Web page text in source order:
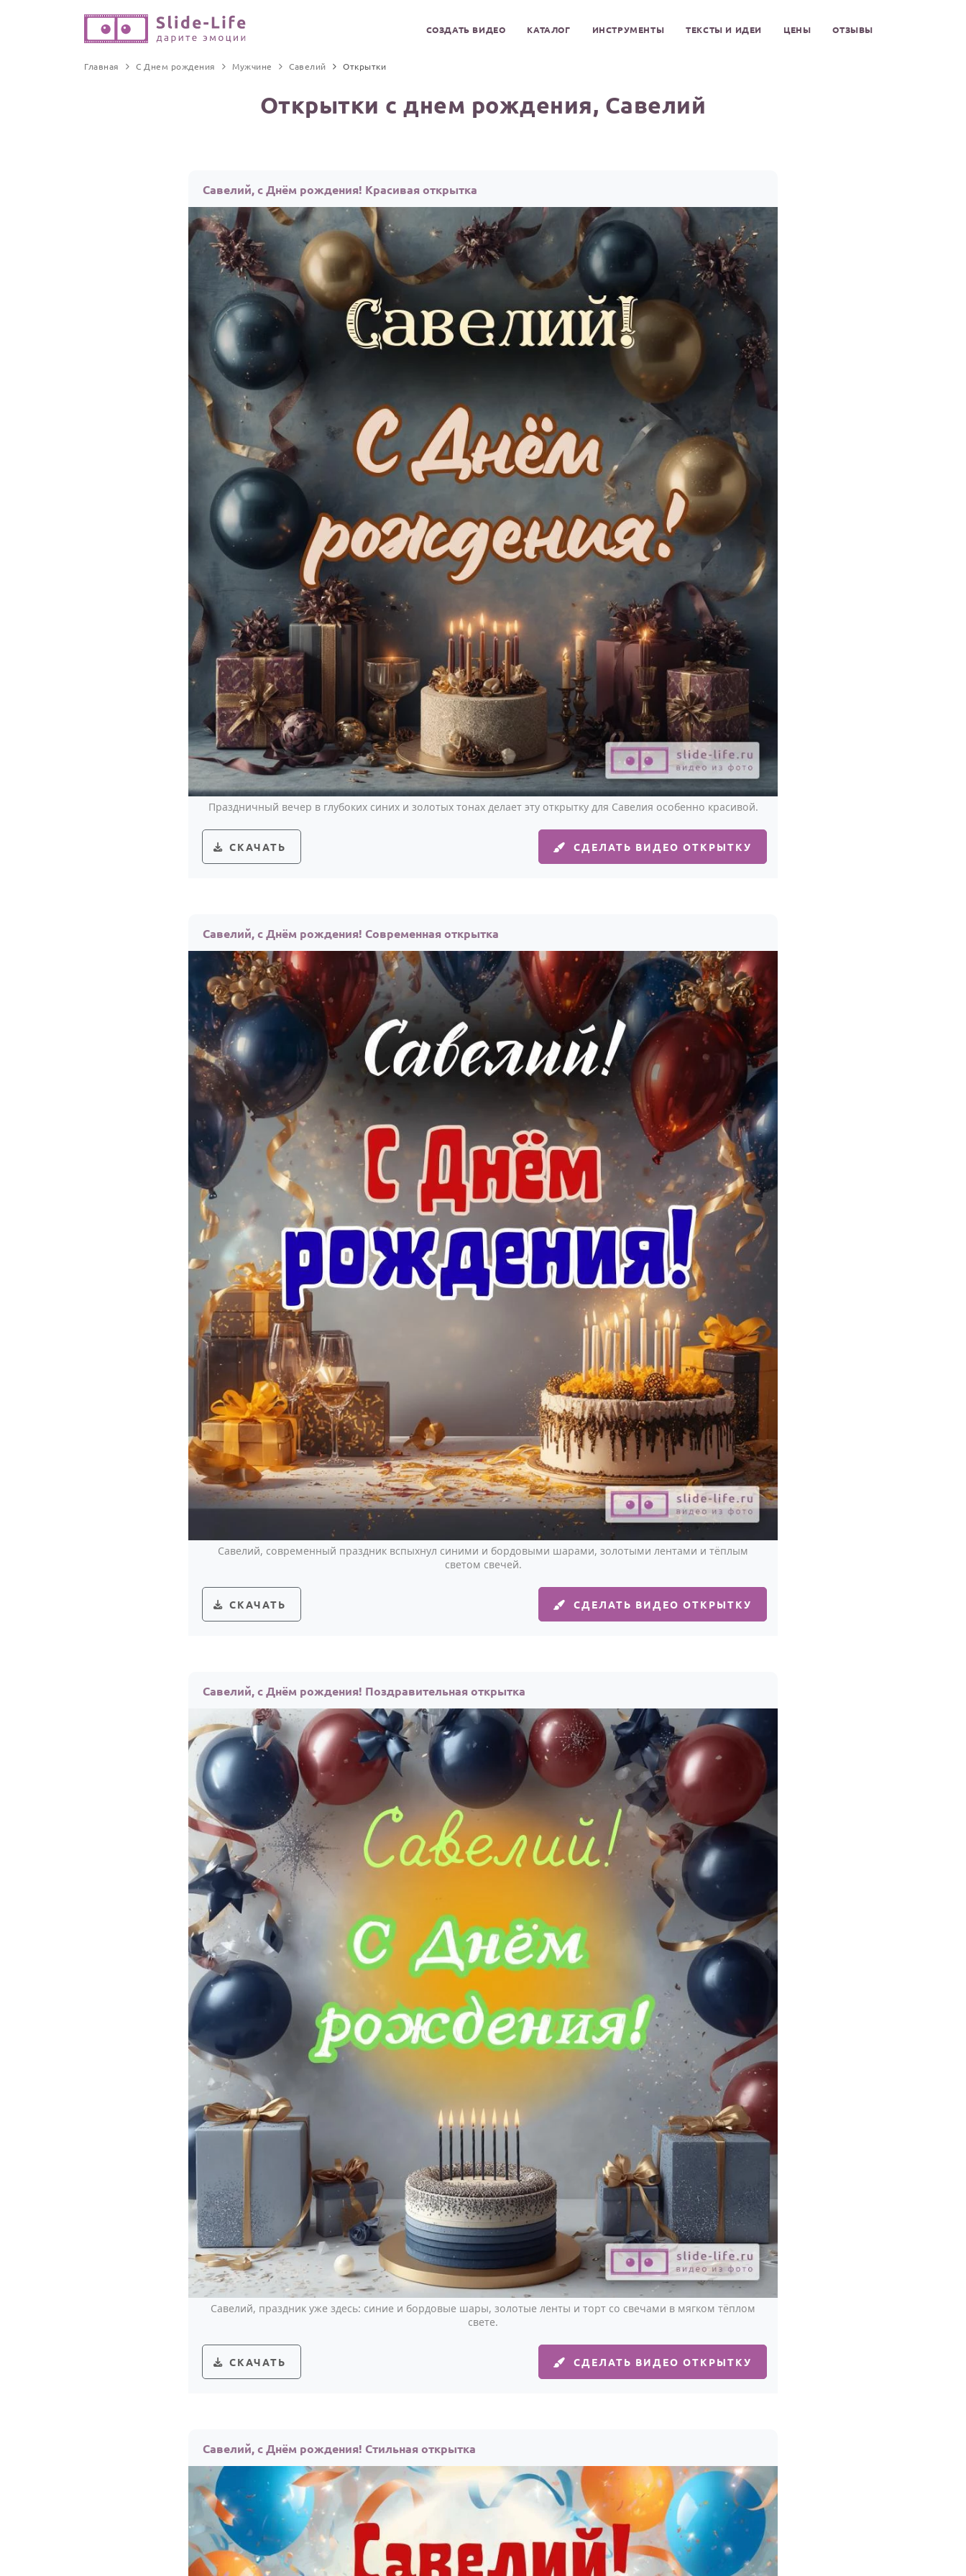
СОЗДАТЬ ВИДЕО КАТАЛОГ ИНСТРУМЕНТЫ ТЕКСТЫ И ИДЕИ ЦЕНЫ ОТЗЫВЫ
Главная С Днем рождения Мужчине Савелий Открытки
Открытки с днем рождения, Савелий
Савелий, с Днём рождения! Красивая открытка
Праздничный вечер в глубоких синих и золотых тонах делает эту открытку для Савелия особенно красивой.
СКАЧАТЬ СДЕЛАТЬ ВИДЕО ОТКРЫТКУ
Савелий, с Днём рождения! Современная открытка
Савелий, современный праздник вспыхнул синими и бордовыми шарами, золотыми лентами и тёплым
светом свечей.
СКАЧАТЬ СДЕЛАТЬ ВИДЕО ОТКРЫТКУ
Савелий, с Днём рождения! Поздравительная открытка
Савелий, праздник уже здесь: синие и бордовые шары, золотые ленты и торт со свечами в мягком тёплом
свете.
СКАЧАТЬ СДЕЛАТЬ ВИДЕО ОТКРЫТКУ
Савелий, с Днём рождения! Стильная открытка